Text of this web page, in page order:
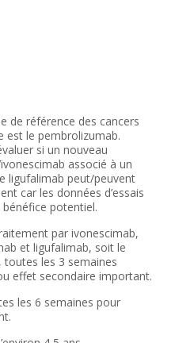
de référence des cancers
est le pembrolizumab.
si un nouveau
associé à un
ligufalimab peut/peuvent
car les données d’essais
potentiel.
par ivonescimab,
et ligufalimab, soit le
les 3 semaines
effet secondaire important.
les 6 semaines pour